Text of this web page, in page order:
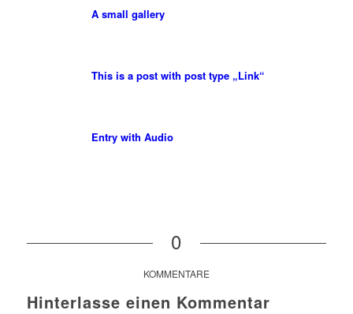
A small gallery
This is a post with post type „Link“
Entry with Audio
0
KOMMENTARE
Hinterlasse einen Kommentar